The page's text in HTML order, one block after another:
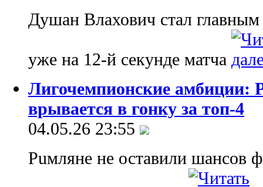
Душан Влахович стал главным
уже на 12-й секунде матча
Лигочемпионские амбиции:
врывается в гонку за топ-4
04.05.26 23:55
Puмляне не оставили шансов